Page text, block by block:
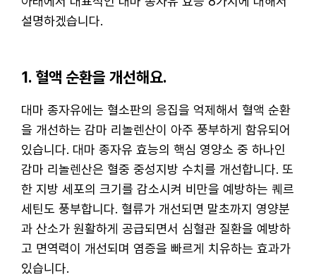
설명하겠습니다.
1. 혈액 순환을 개선해요.
대마 종자유에는 혈소판의 응집을 억제해서 혈액 순환
을 개선하는 감마 리놀렌산이 아주 풍부하게 함유되어
있습니다. 대마 종자유 효능의 핵심 영양소 중 하나인
감마 리놀렌산은 혈중 중성지방 수치를 개선합니다. 또
한 지방 세포의 크기를 감소시켜 비만을 예방하는 퀘르
세틴도 풍부합니다. 혈류가 개선되면 말초까지 영양분
과 산소가 원활하게 공급되면서 심혈관 질환을 예방하
고 면역력이 개선되며 염증을 빠르게 치유하는 효과가
있습니다.